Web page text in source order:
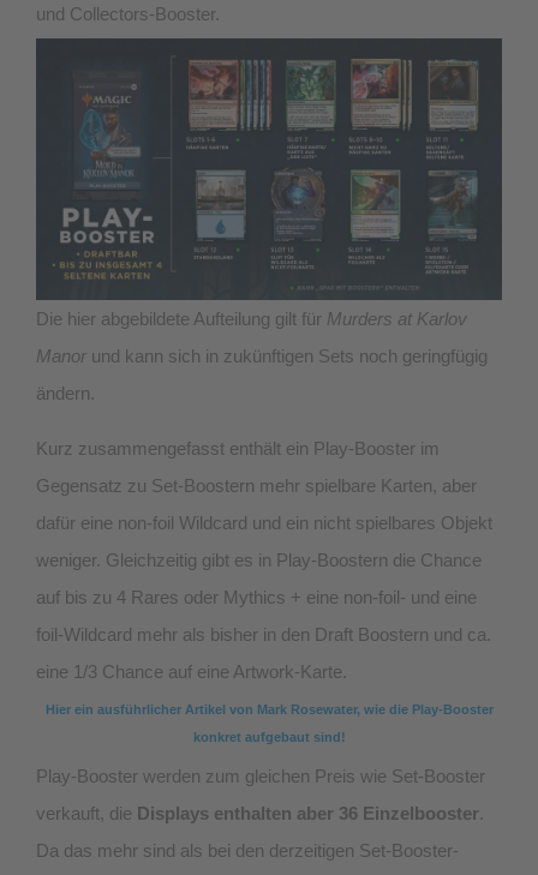
und Collectors-Booster.
Die hier abgebildete Aufteilung gilt für Murders at Karlov
Manor und kann sich in zukünftigen Sets noch geringfügig
ändern.
Kurz zusammengefasst enthält ein Play-Booster im
Gegensatz zu Set-Boostern mehr spielbare Karten, aber
dafür eine non-foil Wildcard und ein nicht spielbares Objekt
weniger. Gleichzeitig gibt es in Play-Boostern die Chance
auf bis zu 4 Rares oder Mythics + eine non-foil- und eine
foil-Wildcard mehr als bisher in den Draft Boostern und ca.
eine 1/3 Chance auf eine Artwork-Karte.
Hier ein ausführlicher Artikel von Mark Rosewater, wie die Play-Booster
konkret aufgebaut sind!
Play-Booster werden zum gleichen Preis wie Set-Booster
verkauft, die Displays enthalten aber 36 Einzelbooster.
Da das mehr sind als bei den derzeitigen Set-Booster-